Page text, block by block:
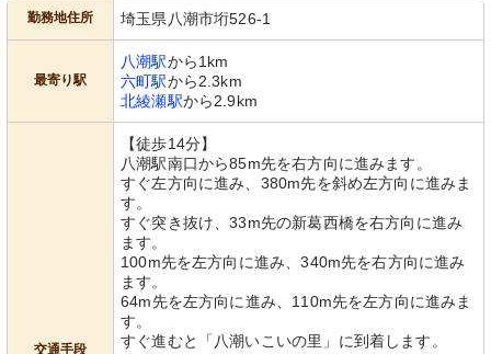
勤務地住所 埼玉県八潮市垳526-1
最寄り駅
八潮駅から1km
六町駅から2.3km
北綾瀬駅から2.9km
交通手段
【徒歩14分】
八潮駅南口から85m先を右方向に進みます。
すぐ左方向に進み、380m先を斜め左方向に進みま
す。
すぐ突き抜け、33m先の新葛西橋を右方向に進み
ます。
100m先を左方向に進み、340m先を右方向に進み
ます。
64m先を左方向に進み、110m先を左方向に進みま
す。
すぐ進むと「八潮いこいの里」に到着します。